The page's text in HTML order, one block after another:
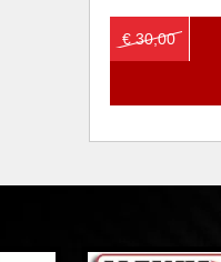
€ 30,00